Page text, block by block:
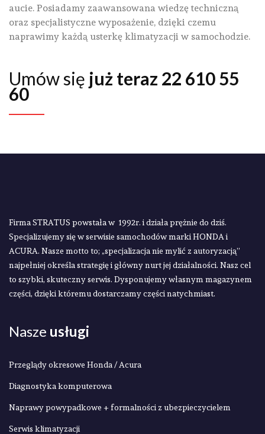
aucie. Posiadamy zaawansowana wiedzę techniczną
oraz specjalistyczne wyposażenie, dzięki czemu
naprawimy każdą usterkę klimatyzacji w samochodzie.
Umów się już teraz 22 610 55
60​
Firma STRATUS powstała w 1992r. i działa prężnie do dziś.
Specjalizujemy się w serwisie samochodów marki HONDA i
ACURA. Nasze motto to; „specjalizacja nie mylić z autoryzacją”
najpełniej określa strategię i główny nurt jej działalności. Nasz cel
to szybki, skuteczny serwis. Dysponujemy własnym magazynem
części, dzięki któremu dostarczamy części natychmiast.
Nasze usługi
Przeglądy okresowe Honda / Acura
Diagnostyka komputerowa
Naprawy powypadkowe + formalności z ubezpieczycielem
Serwis klimatyzacji